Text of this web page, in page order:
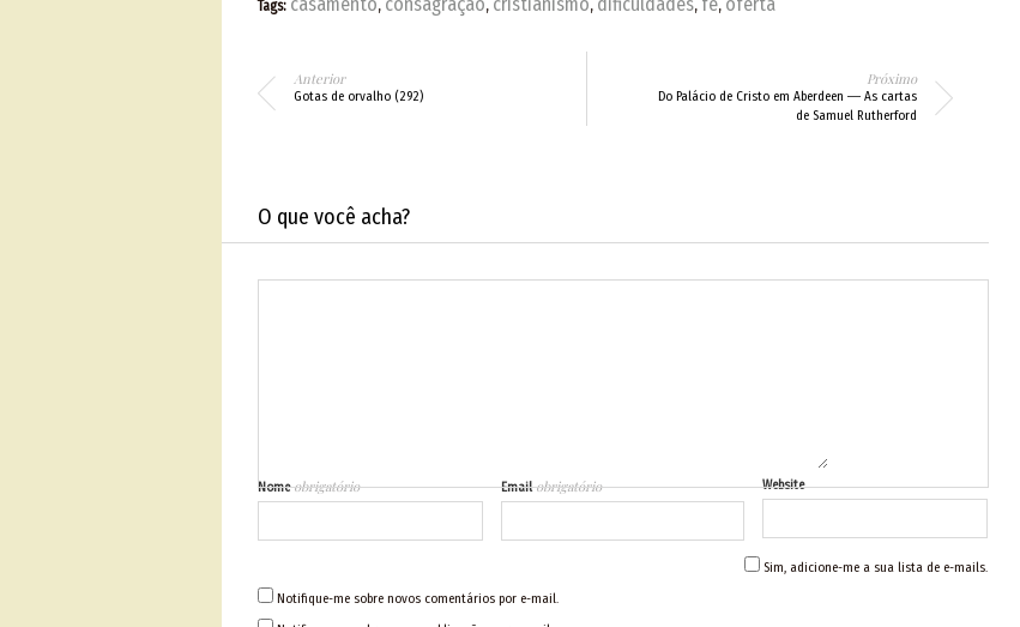
Tags: , , , , ,
Anterior
Gotas de orvalho (292)
Próximo
Do Palácio de Cristo em Aberdeen ― As cartas
de Samuel Rutherford
O que você acha?
Nomeobrigatório Emailobrigatório Website
Sim, adicione-me a sua lista de e-mails.
Notifique-me sobre novos comentários por e-mail.